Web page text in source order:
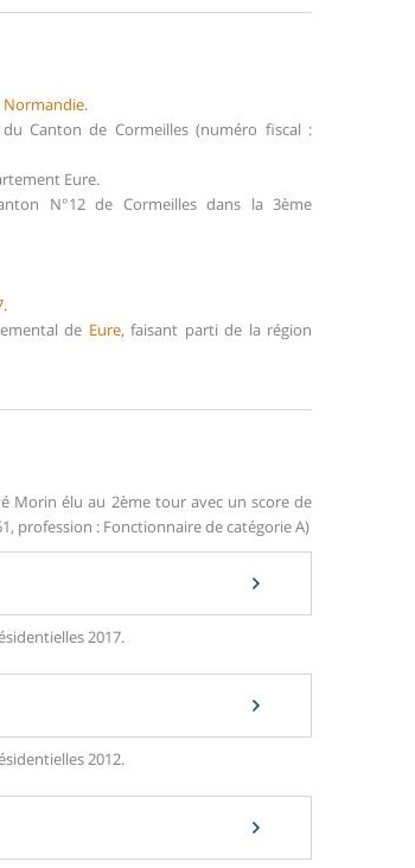
Normandie.
Canton de Cormeilles (numéro fiscal :
Eure.
N°12 de Cormeilles dans la 3ème
.
de Eure, faisant parti de la région
Morin élu au 2ème tour avec un score de
profession : Fonctionnaire de catégorie A)
2017.
2012.